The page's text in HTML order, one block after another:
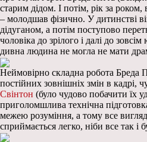
старим дідом. І потім, рік за
– молодшав фізично. У дитинстві
дідуганом, а потім поступово
чоловіка до зрілого і далі до
дивна людина не могла не мати
Неймовірно складна робота Бреда
постійних зовнішніх змін в кадрі,
Свінтон (було чудово побачити їх
приголомшлива технічна
межею розуміння, а тому все
сприймається легко, ніби все так і